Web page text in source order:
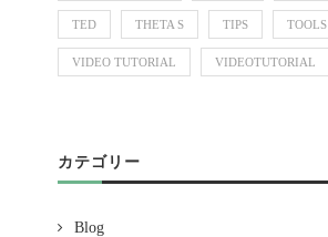
TED THETA S TIPS TOOLS
VIDEO TUTORIAL VIDEOTUTORIAL
カテゴリー
Blog